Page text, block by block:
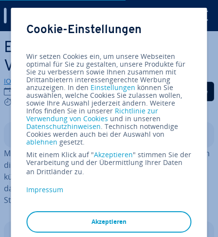
Zum Haupt­in­halt springen
Excel VBA: Einstieg in die
VBA-Pro­gram­mie­rung
IONOS Redaktion
23.05.2024
7 mins
Auf Facebook teilen
Auf Twitter teilen
Auf LinkedIn
In­halts­ver­zeich­nis
Mit Visual Basic Ap­pli­ca­ti­ons in Excel können Sie sich um
die Au­to­ma­ti­sie­rung von Ar­beits­ab­läu­fen in Excel
kümmern. Auf diese Weise sparen Sie Zeit und sorgen
dafür, dass Ihre Daten au­to­ma­tisch auf dem neusten
Stand bleiben.
Cookie-Einstellungen
Wir setzen Cookies ein, um unsere Webseiten
optimal für Sie zu gestalten, unsere Produkte für
Sie zu verbessern sowie Ihnen zusammen mit
Drittanbietern interessengerechte Werbung
anzuzeigen. In den Einstellungen können Sie
auswählen, welche Cookies Sie zulassen wollen,
sowie Ihre Auswahl jederzeit ändern. Weitere
Infos finden Sie in unserer Richtlinie zur
Verwendung von Cookies und in unseren
Datenschutzhinweisen. Technisch notwendige
Cookies werden auch bei der Auswahl von
ablehnen gesetzt.
Mit einem Klick auf "Akzeptieren" stimmen Sie der
Verarbeitung und der Übermittlung Ihrer Daten
an Drittländer zu.
Impressum
Akzeptieren